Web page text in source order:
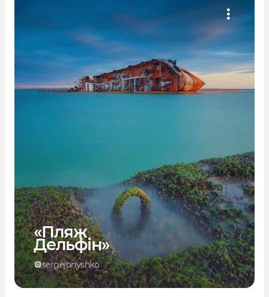
«Пляж
Дельфін»
sergejonyshko